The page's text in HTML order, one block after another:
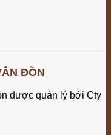
ĐỒN
được quản lý bởi Cty